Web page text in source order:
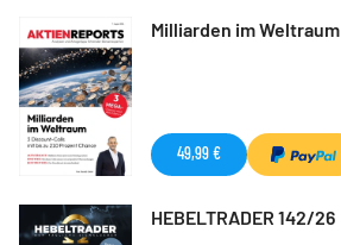
Milliarden im Weltraum
49,99 €
HEBELTRADER 142/26